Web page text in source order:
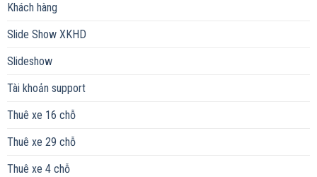
Khách hàng
Slide Show XKHD
Slideshow
Tài khoản support
Thuê xe 16 chỗ
Thuê xe 29 chỗ
Thuê xe 4 chỗ